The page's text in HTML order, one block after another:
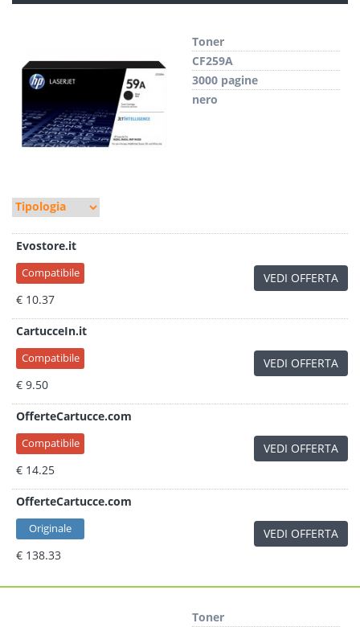
Toner
CF259A
3000 pagine
nero
Evostore.it
Compatibile
€ 10.37
VEDI OFFERTA
CartucceIn.it
Compatibile
€ 9.50
VEDI OFFERTA
OfferteCartucce.com
Compatibile
€ 14.25
VEDI OFFERTA
OfferteCartucce.com
Originale
€ 138.33
VEDI OFFERTA
Toner